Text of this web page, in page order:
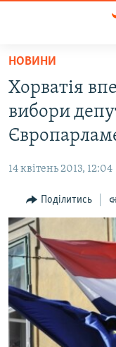
Перейти
основного
матеріалу
Перейти
до
основної
Перейти
до
пошуку
ВОДА.КРИМ
ВІДЕО ТА ФОТО
БЛОГИ
ПОГЛЯД
ІНТЕРВ'Ю
ВСЕ ЗА ДЕНЬ
СПЕЦПРОЕКТИ
ДЕПОРТАЦІЯ
ВІДЕОУРОКИ
ЯК ОБІЙТИ
Русский
НОВИНИ
Хорватія
вибори
14 квітень 2013, 12:04
Поділитись